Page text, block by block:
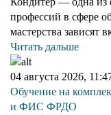
профессий в сфере
мастерства
Читать дальше
04 августа 2026,
Обучение на
и ФИС ФРДО